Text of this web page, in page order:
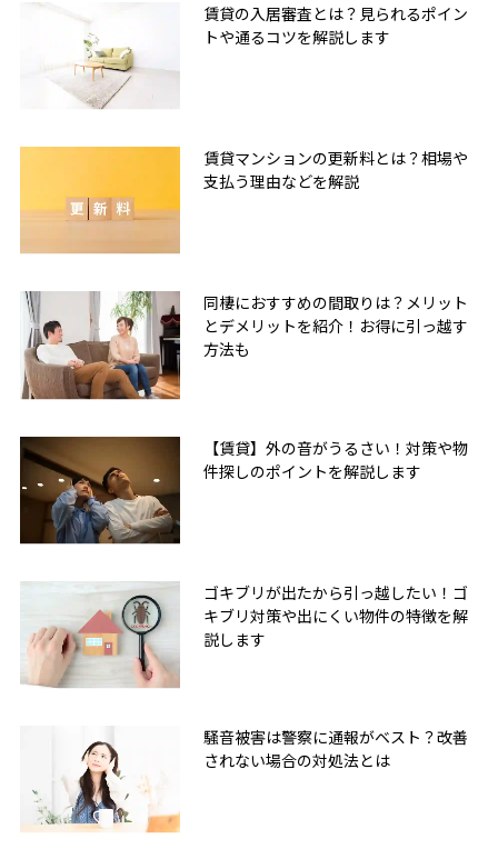
賃貸の入居審査とは？見られるポイン
トや通るコツを解説します
賃貸マンションの更新料とは？相場や
支払う理由などを解説
同棲におすすめの間取りは？メリット
とデメリットを紹介！お得に引っ越す
方法も
【賃貸】外の音がうるさい！対策や物
件探しのポイントを解説します
ゴキブリが出たから引っ越したい！ゴ
キブリ対策や出にくい物件の特徴を解
説します
騒音被害は警察に通報がベスト？改善
されない場合の対処法とは